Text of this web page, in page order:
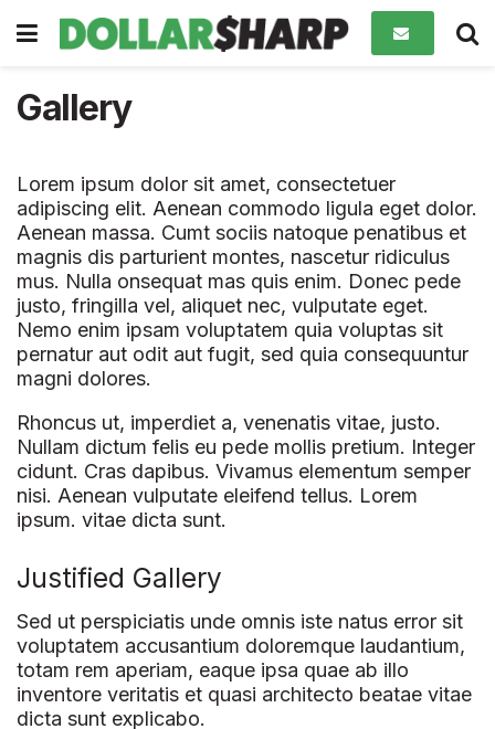
Gallery
Lorem ipsum dolor sit amet, consectetuer
adipiscing elit. Aenean commodo ligula eget dolor.
Aenean massa. Cumt sociis natoque penatibus et
magnis dis parturient montes, nascetur ridiculus
mus. Nulla onsequat mas quis enim. Donec pede
justo, fringilla vel, aliquet nec, vulputate eget.
Nemo enim ipsam voluptatem quia voluptas sit
pernatur aut odit aut fugit, sed quia consequuntur
magni dolores.
Rhoncus ut, imperdiet a, venenatis vitae, justo.
Nullam dictum felis eu pede mollis pretium. Integer
cidunt. Cras dapibus. Vivamus elementum semper
nisi. Aenean vulputate eleifend tellus. Lorem
ipsum. vitae dicta sunt.
Justified Gallery
Sed ut perspiciatis unde omnis iste natus error sit
voluptatem accusantium doloremque laudantium,
totam rem aperiam, eaque ipsa quae ab illo
inventore veritatis et quasi architecto beatae vitae
dicta sunt explicabo.